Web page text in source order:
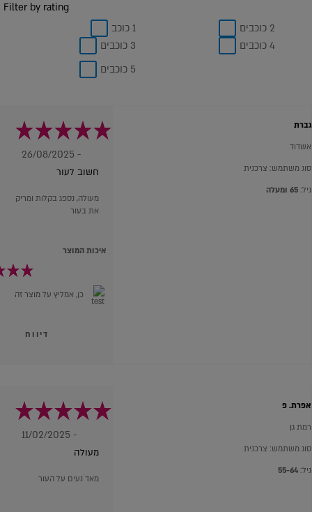
Filter by rating
1 כוכב
2 כוכבים
3 כוכבים
4 כוכבים
5 כוכבים
גברת
אשדוד
סוג משתמש: צרכנית
גיל: 65 ומעלה
- 26/08/2025
חשוב לעור
מעולה, נספג בקלות ומריק
את בעור
איכות המוצר
כן, אמליץ על מוצר זה
דיווח
אפרת. פ
רמת גן
סוג משתמש: צרכנית
גיל: 55-64
- 11/02/2025
מעולה
מאד נעים על העור